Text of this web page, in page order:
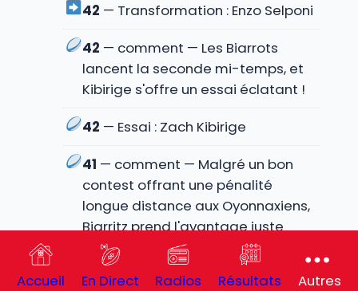
42 — Transformation : Enzo Selponi
42 — comment — Les Biarrots
lancent la seconde mi-temps, et
Kibirige s'offre un essai éclatant !
42 — Essai : Zach Kibirige
41 — comment — Malgré un bon
contest offrant une pénalité
longue distance aux Oyonnaxiens,
Biarritz prend l'avantage juste
avant la pause après une
première mi-temps intense,
Accueil En Direct Radios Résultats Autres